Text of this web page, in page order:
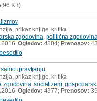
KB)
prikaz knjige, kritika
zgodovina politična zgodovina
Ogledov: 4884; Prenosov: 43
prikaz knjige, kritika
zgodovina socializem
Ogledov: 4977; Prenosov: 39